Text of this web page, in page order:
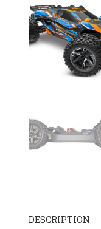
DESCRIPTION